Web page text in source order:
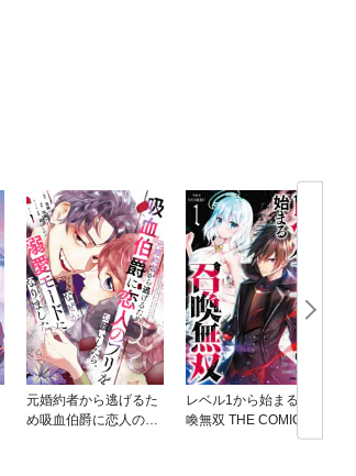
元婚約者から逃げるた
め吸血伯爵に恋人のフ
レベル1から始まる召
喚無双 THE COMIC